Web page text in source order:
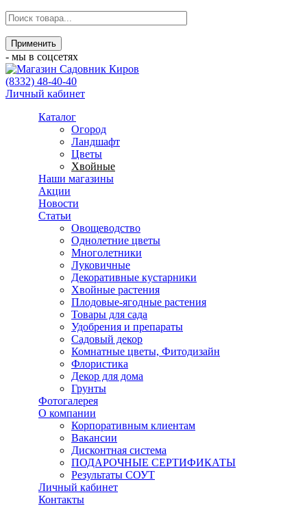
- мы в соцсетях
(8332) 48-40-40
Личный кабинет
Каталог
Огород
Ландшафт
Цветы
Хвойные
Наши магазины
Акции
Новости
Статьи
Овощеводство
Однолетние цветы
Многолетники
Луковичные
Декоративные кустарники
Хвойные растения
Плодовые-ягодные растения
Товары для сада
Удобрения и препараты
Садовый декор
Комнатные цветы, Фитодизайн
Флористика
Декор для дома
Грунты
Фотогалерея
О компании
Корпоративным клиентам
Вакансии
Дисконтная система
ПОДАРОЧНЫЕ СЕРТИФИКАТЫ
Результаты СОУТ
Личный кабинет
Контакты